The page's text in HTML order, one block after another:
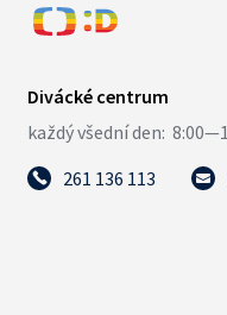
261 136 113